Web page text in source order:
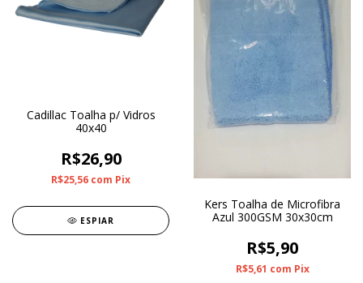
Cadillac Toalha p/ Vidros
40x40
R$26,90
R$25,56 com Pix
ESPIAR
Kers Toalha de Microfibra
Azul 300GSM 30x30cm
R$5,90
R$5,61 com Pix